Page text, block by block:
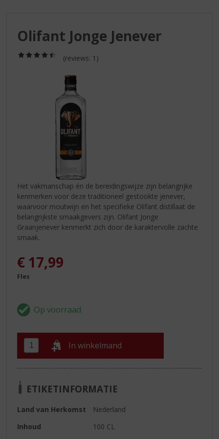
Olifant Jonge Jenever
/
(reviews: 1)
Het vakmanschap én de bereidingswijze zijn belangrijke
kenmerken voor deze traditioneel gestookte jenever,
waarvoor moutwijn en het specifieke Olifant distillaat de
belangrijkste smaakgevers zijn. Olifant Jonge
Graanjenever kenmerkt zich door de karaktervolle zachte
smaak.
€ 17,99
Fles
In winkelmand
ETIKETINFORMATIE
Land van Herkomst
Nederland
Inhoud
100 CL